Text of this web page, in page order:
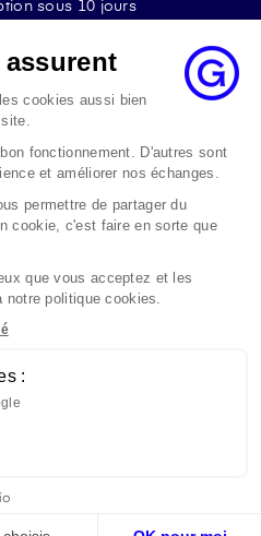
sous 10 jours
à la réclamation
vous pouvez solliciter
par internet à
l’assurance - Accueil
: La Médiation de
PARIS CEDEX 09 ou
l’Assurance est gratuite
nous avoir
écrite.
simplifiée au capital de 19
à l’ORIAS
cookies aussi bien
fonctionnement. D'autres sont
et améliorer nos échanges.
permettre de partager du
cookie, c'est faire en sorte que
que vous acceptez et les
politique cookies.
: